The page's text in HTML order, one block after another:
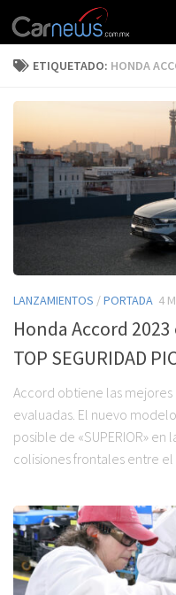
ETIQUETADO: HONDA
LANZAMIENTOS /PORTADA 4
Honda Accord
TOP SEGURIDAD
Accord obtiene las
evaluadas. El nuevo
posible de «SUPERIOR»
colisiones frontales entre